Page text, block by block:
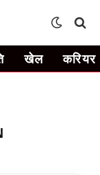
खेल करियर